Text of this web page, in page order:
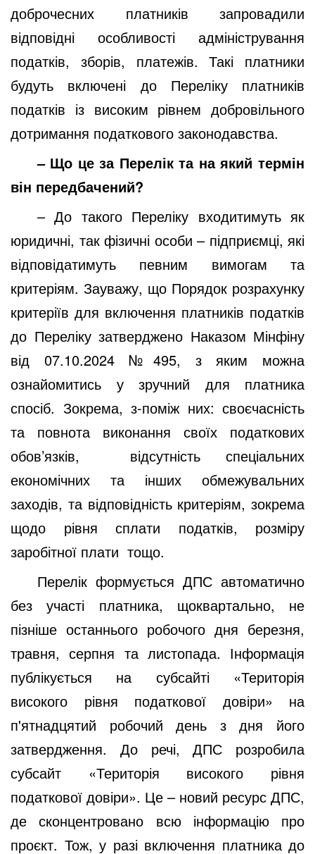
доброчесних платників запровадили
відповідні особливості адміністрування
податків, зборів, платежів. Такі платники
будуть включені до Переліку платників
податків із високим рівнем добровільного
дотримання податкового законодавства.
– Що це за Перелік та на який термін
він передбачений?
– До такого Переліку входитимуть як
юридичні, так фізичні особи – підприємці, які
відповідатимуть певним вимогам та
критеріям. Зауважу, що Порядок розрахунку
критеріїв для включення платників податків
до Переліку затверджено Наказом Мінфіну
від 07.10.2024 №495, з яким можна
ознайомитись у зручний для платника
спосіб. Зокрема, з-поміж них: своєчасність
та повнота виконання своїх податкових
обов’язків,
відсутність спеціальних
економічних та інших обмежувальних
заходів, та відповідність критеріям, зокрема
щодо рівня сплати податків, розміру
заробітної плати тощо.
Перелік формується ДПС автоматично
без участі платника, щоквартально, не
пізніше останнього робочого дня березня,
травня, серпня та листопада. Інформація
публікується на субсайті «Територія
високого рівня податкової довіри» на
п'ятнадцятий робочий день з дня його
затвердження. До речі, ДПС розробила
субсайт «Територія високого рівня
податкової довіри». Це – новий ресурс ДПС,
де сконцентровано всю інформацію про
проєкт. Тож, у разі включення платника до